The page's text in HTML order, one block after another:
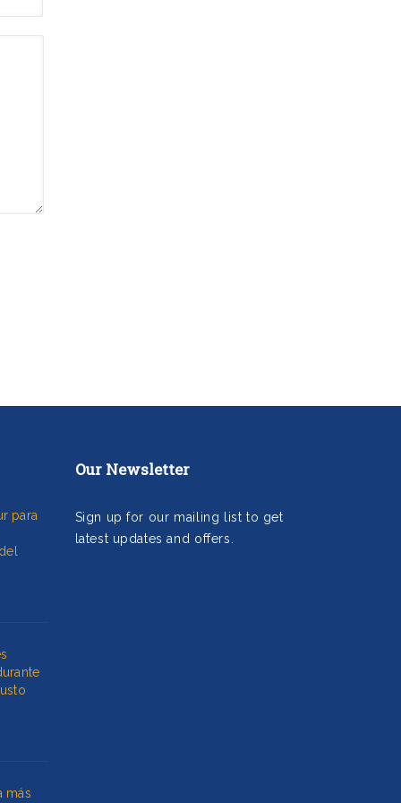
para
más
Our Newsletter
Sign up for our mailing list to get
latest updates and offers.